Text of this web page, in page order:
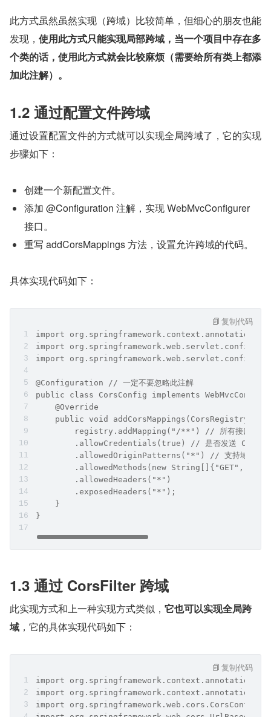
此方式虽然虽然实现（跨域）比较简单，但细心的朋友也能
发现， 使用此方式只能实现局部跨域，当一个项目中存在多
个类的话，使用此方式就会比较麻烦（需要给所有类上都添
加此注解）。
1.2 通过配置文件跨域
通过设置配置文件的方式就可以实现全局跨域了，它的实现
步骤如下：
创建一个新配置文件。
添加 @Configuration 注解，实现 WebMvcConfigurer
接口。
重写 addCorsMappings 方法，设置允许跨域的代码。
具体实现代码如下：
import
import
import
@Configuration // 一定不要忽略此注解
public class CorsConfig implements
    @Override
public void addCorsMappings(CorsRegistry
        registry.addMapping("/**") // 所有接口
        .allowCredentials(true) // 是否发送 Cookie
        .allowedOriginPatterns("*") // 支持域
.allowedMethods(new String[]{"GET",
        .allowedHeaders("*")
        .exposedHeaders("*");
    }
}
复制代码
1.3 通过 CorsFilter 跨域
此实现方式和上一种实现方式类似， 它也可以实现全局跨
域 ，它的具体实现代码如下：
import
import
import
复制代码